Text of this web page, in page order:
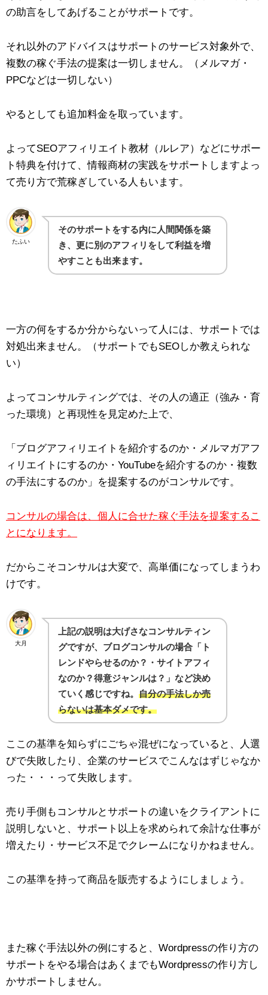
の助言をしてあげることがサポートです。
それ以外のアドバイスはサポートのサービス対象外で、
複数の稼ぐ手法の提案は一切しません。（メルマガ・
PPCなどは一切しない）
やるとしても追加料金を取っています。
よってSEOアフィリエイト教材（ルレア）などにサポー
ト特典を付けて、情報商材の実践をサポートしますよっ
て売り方で荒稼ぎしている人もいます。
たふい
そのサポートをする内に人間関係を築
き、更に別のアフィリをして利益を増
やすことも出来ます。
一方の何をするか分からないって人には、サポートでは
対処出来ません。（サポートでもSEOしか教えられな
い）
よってコンサルティングでは、その人の適正（強み・育
った環境）と再現性を見定めた上で、
「ブログアフィリエイトを紹介するのか・メルマガアフ
ィリエイトにするのか・YouTubeを紹介するのか・複数
の手法にするのか」を提案するのがコンサルです。
コンサルの場合は、個人に合せた稼ぐ手法を提案するこ
とになります。
だからこそコンサルは大変で、高単価になってしまうわ
けです。
大月
上記の説明は大げさなコンサルティン
グですが、ブログコンサルの場合「ト
レンドやらせるのか？・サイトアフィ
なのか？得意ジャンルは？」など決め
ていく感じですね。自分の手法しか売
らないは基本ダメです。
ここの基準を知らずにごちゃ混ぜになっていると、人選
びで失敗したり、企業のサービスでこんなはずじゃなか
った・・・って失敗します。
売り手側もコンサルとサポートの違いをクライアントに
説明しないと、サポート以上を求められて余計な仕事が
増えたり・サービス不足でクレームになりかねません。
この基準を持って商品を販売するようにしましょう。
また稼ぐ手法以外の例にすると、Wordpressの作り方の
サポートをやる場合はあくまでもWordpressの作り方し
かサポートしません。